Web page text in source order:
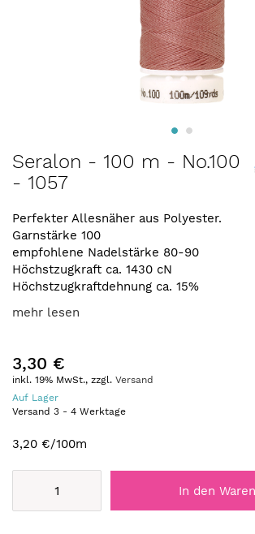
Anfang
der
springen
Seralon - 100 m - No.100
- 1057
Perfekter Allesnäher aus Polyester.
Garnstärke 100
empfohlene Nadelstärke 80-90
Höchstzugkraft ca. 1430 cN
Höchstzugkraftdehnung ca. 15%
mehr lesen
3,30 €
inkl. 19% MwSt., zzgl. Versand
Auf Lager
Versand 3 - 4 Werktage
3,20 €/100m
In den